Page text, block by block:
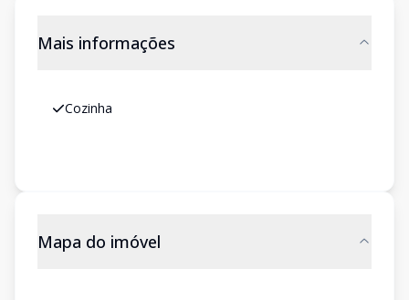
Mais informações
Cozinha
Mapa do imóvel